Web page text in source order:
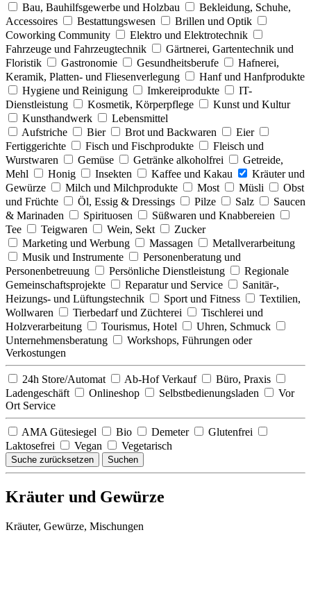
Bau, Bauhilfsgewerbe und Holzbau
Bekleidung, Schuhe,
Accessoires
Bestattungswesen
Brillen und Optik
Coworking Community
Elektro und Elektrotechnik
Fahrzeuge und Fahrzeugtechnik
Gärtnerei, Gartentechnik und
Floristik
Gastronomie Gesundheitsberufe
Hafnerei,
Keramik, Platten- und Fliesenverlegung
Hanf und Hanfprodukte
Hygiene und Reinigung
Imkereiprodukte
IT-
Dienstleistung
Kosmetik, Körperpflege
Kunst und Kultur
Kunsthandwerk
Lebensmittel
Aufstriche
Bier Brot und Backwaren
Eier
Fertiggerichte
Fisch und Fischprodukte
Fleisch und
Wurstwaren
Gemüse Getränke alkoholfrei
Getreide,
Mehl
Honig Insekten Kaffee und Kakau
Kräuter und
Gewürze
Milch und Milchprodukte Most Müsli
Obst
und Früchte
Öl, Essig & Dressings Pilze Salz
Saucen
& Marinaden
Spirituosen
Süßwaren und Knabbereien
Tee
Teigwaren Wein, Sekt
Zucker
Marketing und Werbung
Massagen
Metallverarbeitung
Musik und Instrumente
Personenberatung und
Personenbetreuung
Persönliche Dienstleistung
Regionale
Gemeinschaftsprojekte
Reparatur und Service
Sanitär-,
Heizungs- und Lüftungstechnik
Sport und Fitness
Textilien,
Wollwaren
Tierbedarf und Züchterei
Tischlerei und
Holzverarbeitung
Tourismus, Hotel
Uhren, Schmuck
Unternehmensberatung
Workshops, Führungen oder
Verkostungen
24h Store/Automat Ab-Hof Verkauf
Büro, Praxis
Ladengeschäft
Onlineshop Selbstbedienungsladen
Vor
Ort Service
AMA Gütesiegel Bio Demeter
Glutenfrei
Laktosefrei
Vegan Vegetarisch
Suche zurücksetzen Suchen
Kräuter und Gewürze
Kräuter, Gewürze, Mischungen